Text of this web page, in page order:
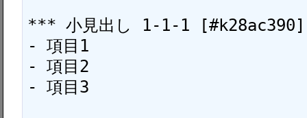
*** 小見出し 1-1-1 [#k28ac390]
- 項目1
- 項目2
- 項目3